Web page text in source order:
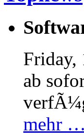
Friday,
ab
mehr …